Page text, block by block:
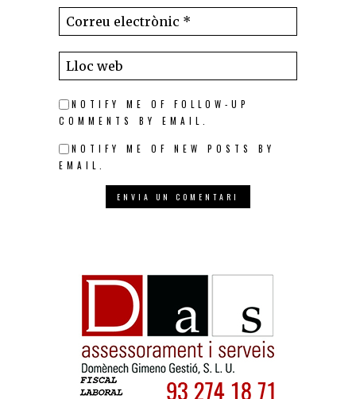
NOTIFY ME OF FOLLOW-UP
COMMENTS BY EMAIL.
NOTIFY ME OF NEW POSTS BY
EMAIL.